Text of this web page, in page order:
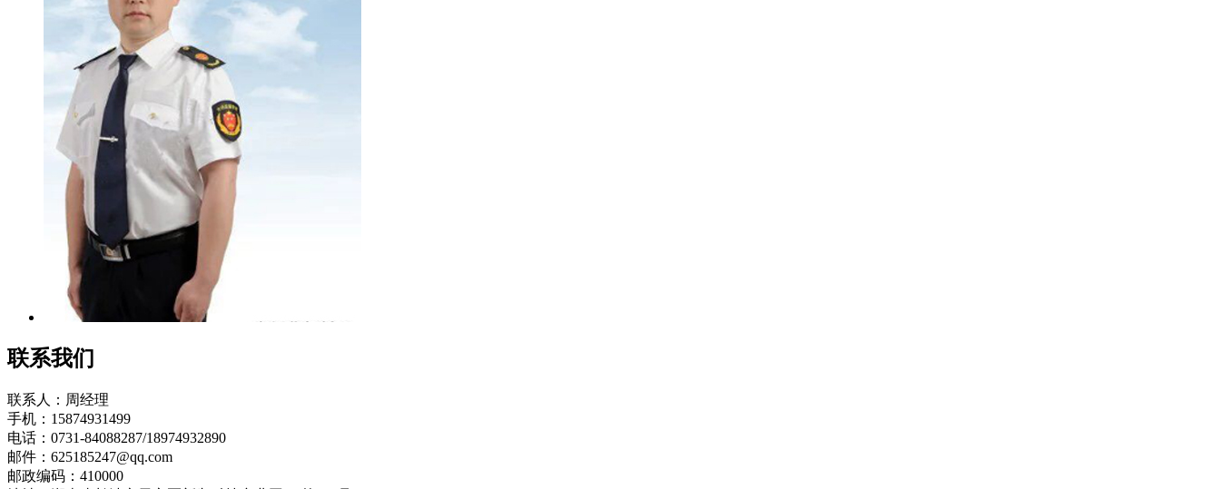
联系我们
联系人：周经理
手机：15874931499
电话：0731-84088287/18974932890
邮件：625185247@qq.com
邮政编码：410000